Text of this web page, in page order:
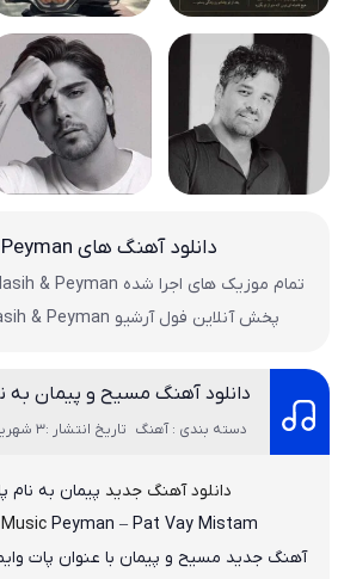
دانلود آهنگ های Masih & Peyman
پخش آنلاین فول آرشیو Masih & Peyman با لینک مستقیم
دانلود آهنگ مسیح و پیمان به
دسته بندی : آهنگ تاریخ انتشار :3 شهریور 1397
دانلود آهنگ جدید پیمان به نام
Peyman – Pat Vay Mistam
آهنگ جدید مسیح و پیمان با عنوان پات